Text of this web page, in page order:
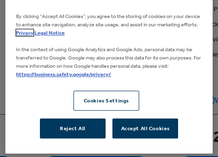
Parkticket (je zwei Tickets)
Kostenfreie Garderobe
Weitere Infos
99€
Separater
VIP-
Guest
By clicking “Accept All Cookies”, you agree to the storing of cookies on your device
to enhance site navigation, analyze site usage, and assist in our marketing efforts.
PrivacyLegal Notice
In the context of using Google Analytics and Google Ads, personal data may be
transferred to Google. Google may also process this data for its own purposes. For
more information on how Google handles personal data, please visit:
https://business.safety.google/privacy/
Cookies Settings
Reject All Accept All Cookies